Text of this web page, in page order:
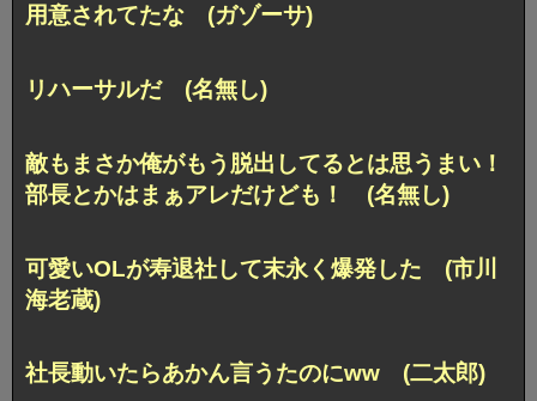
用意されてたな (ガゾーサ)
リハーサルだ (名無し)
敵もまさか俺がもう脱出してるとは思うまい！
部長とかはまぁアレだけども！ (名無し)
可愛いОLが寿退社して末永く爆発した (市川
海老蔵)
社長動いたらあかん言うたのにww (二太郎)